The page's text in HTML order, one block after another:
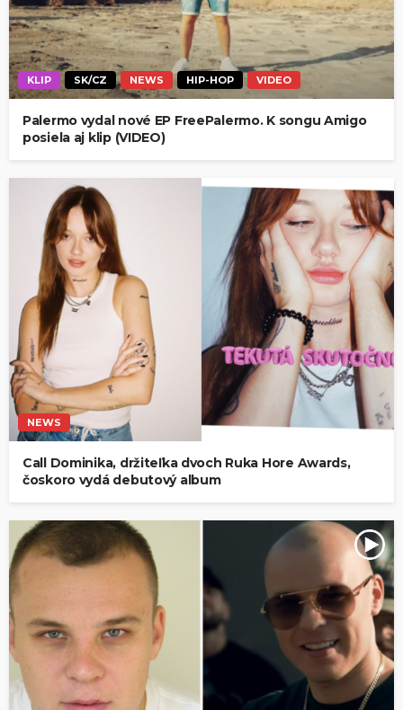
KLIP SK/CZ NEWS HIP-HOP VIDEO
Palermo vydal nové EP FreePalermo. K songu Amigo
posiela aj klip (VIDEO)
NEWS
Call Dominika, držiteľka dvoch Ruka Hore Awards,
čoskoro vydá debutový album